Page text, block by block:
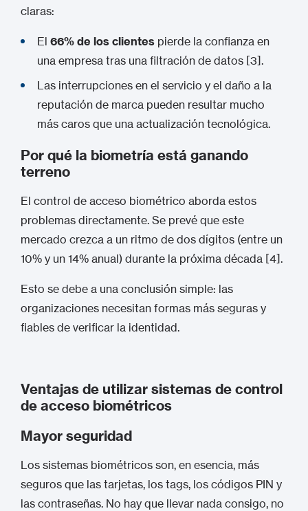
claras:
El 66% de los clientes pierde la confianza en
una empresa tras una filtración de datos [3].
Las interrupciones en el servicio y el daño a la
reputación de marca pueden resultar mucho
más caros que una actualización tecnológica.
Por qué la biometría está ganando
terreno
El control de acceso biométrico aborda estos
problemas directamente. Se prevé que este
mercado crezca a un ritmo de dos dígitos (entre un
10% y un 14% anual) durante la próxima década [4].
Esto se debe a una conclusión simple: las
organizaciones necesitan formas más seguras y
fiables de verificar la identidad.
Ventajas de utilizar sistemas de control
de acceso biométricos
Mayor seguridad
Los sistemas biométricos son, en esencia, más
seguros que las tarjetas, los tags, los códigos PIN y
las contraseñas. No hay que llevar nada consigo, no